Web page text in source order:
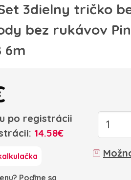
Set 3dielny tričko
bez rukávov
6m
po registrácii
14.58€
Poďme sa